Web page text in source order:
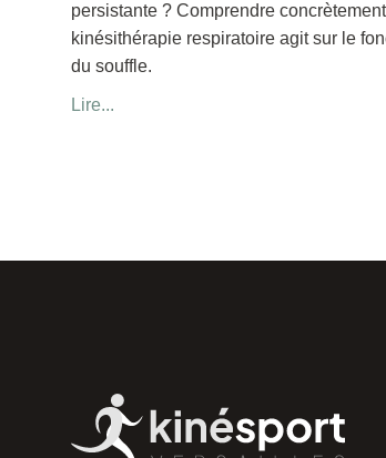
persistante ? Comprendre
kinésithérapie respiratoire agit sur le
du souffle.
Lire...